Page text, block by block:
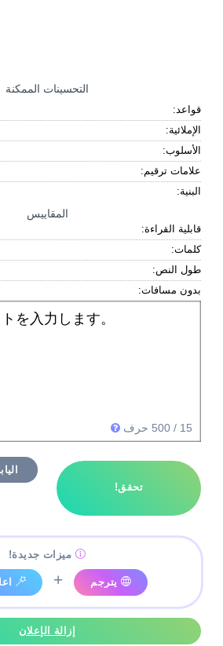
التحسينات الممكنة
قواعد:
الإملائية:
الأسلوب:
علامات ترقيم:
البنية:
المقاييس
قابلية القراءة:
كلمات:
طول النص:
بدون مسافات:
を入力します。
15 / 500 حرف
تحقق!
ميزات جديدة!
يترجم +
إزالة الإعلان